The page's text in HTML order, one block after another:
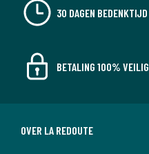
30 DAGEN BEDENKTIJD
BETALING 100% VEILIG
OVER LA REDOUTE